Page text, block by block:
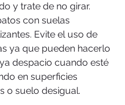
y trate de no girar.
con suelas
Evite el uso de
ya que pueden hacerlo
despacio cuando esté
en superficies
o suelo desigual.